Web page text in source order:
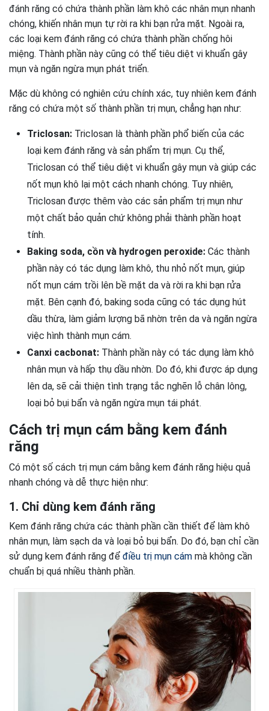
đánh răng có chứa thành phần làm khô các nhân mụn nhanh
chóng, khiến nhân mụn tự rời ra khi bạn rửa mặt. Ngoài ra,
các loại kem đánh răng có chứa thành phần chống hôi
miệng. Thành phần này cũng có thể tiêu diệt vi khuẩn gây
mụn và ngăn ngừa mụn phát triển.
Mặc dù không có nghiên cứu chính xác, tuy nhiên kem đánh
răng có chứa một số thành phần trị mụn, chẳng hạn như:
Triclosan: Triclosan là thành phần phổ biến của các
loại kem đánh răng và sản phẩm trị mụn. Cụ thể,
Triclosan có thể tiêu diệt vi khuẩn gây mụn và giúp các
nốt mụn khô lại một cách nhanh chóng. Tuy nhiên,
Triclosan được thêm vào các sản phẩm trị mụn như
một chất bảo quản chứ không phải thành phần hoạt
tính.
Baking soda, cồn và hydrogen peroxide: Các thành
phần này có tác dụng làm khô, thu nhỏ nốt mụn, giúp
nốt mụn cám trồi lên bề mặt da và rời ra khi bạn rửa
mặt. Bên cạnh đó, baking soda cũng có tác dụng hút
dầu thừa, làm giảm lượng bã nhờn trên da và ngăn ngừa
việc hình thành mụn cám.
Canxi cacbonat: Thành phần này có tác dụng làm khô
nhân mụn và hấp thụ dầu nhờn. Do đó, khi được áp dụng
lên da, sẽ cải thiện tình trạng tắc nghẽn lỗ chân lông,
loại bỏ bụi bẩn và ngăn ngừa mụn tái phát.
Cách trị mụn cám bằng kem đánh
răng
Có một số cách trị mụn cám bằng kem đánh răng hiệu quả
nhanh chóng và dễ thực hiện như:
1. Chỉ dùng kem đánh răng
Kem đánh răng chứa các thành phần cần thiết để làm khô
nhân mụn, làm sạch da và loại bỏ bụi bẩn. Do đó, bạn chỉ cần
sử dụng kem đánh răng để điều trị mụn cám mà không cần
chuẩn bị quá nhiều thành phần.